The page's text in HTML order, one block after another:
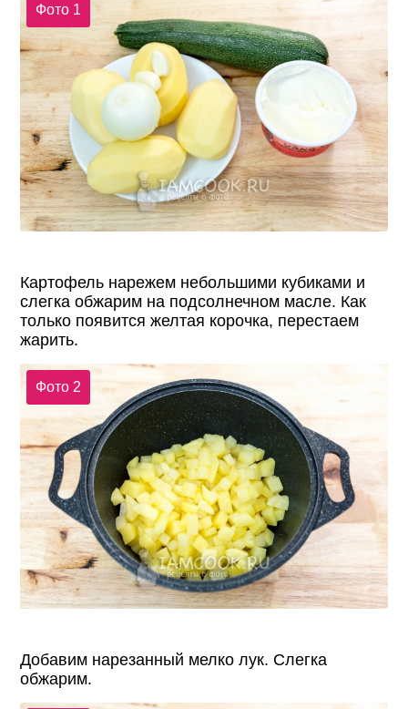
Фото 1
Картофель нарежем небольшими кубиками и
слегка обжарим на подсолнечном масле. Как
только появится желтая корочка, перестаем
жарить.
Фото 2
Добавим нарезанный мелко лук. Слегка
обжарим.